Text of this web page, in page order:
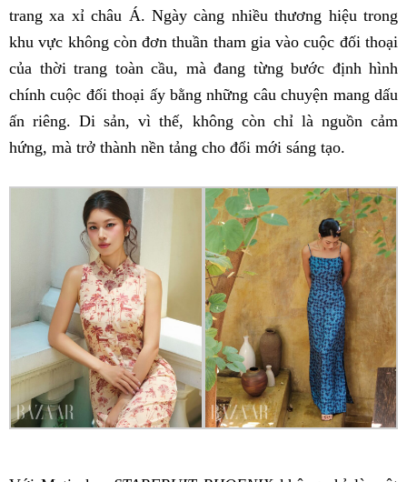
trang xa xỉ châu Á. Ngày càng nhiều thương hiệu trong
khu vực không còn đơn thuần tham gia vào cuộc đối thoại
của thời trang toàn cầu, mà đang từng bước định hình
chính cuộc đối thoại ấy bằng những câu chuyện mang dấu
ấn riêng. Di sản, vì thế, không còn chỉ là nguồn cảm
hứng, mà trở thành nền tảng cho đổi mới sáng tạo.